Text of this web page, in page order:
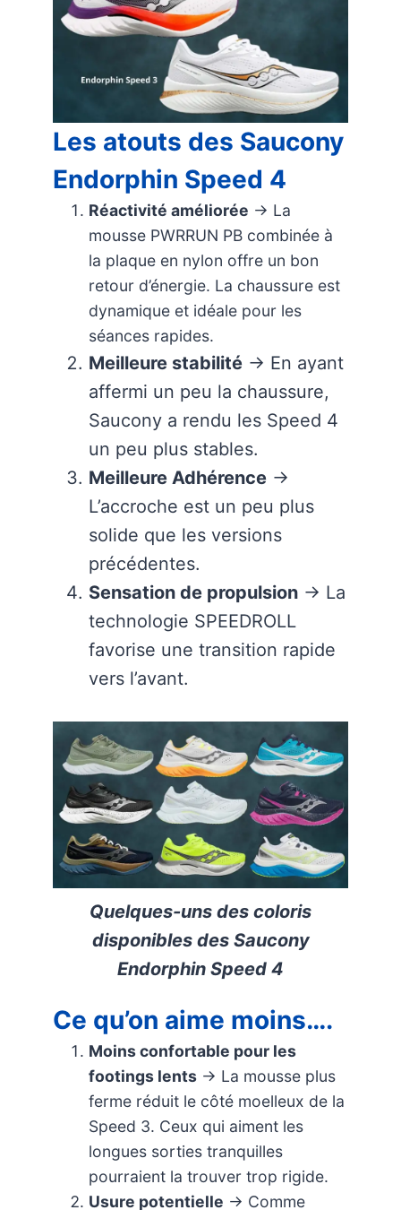
Les atouts des Saucony
Endorphin Speed 4
Réactivité améliorée → La
mousse PWRRUN PB combinée à
la plaque en nylon offre un bon
retour d’énergie. La chaussure est
dynamique et idéale pour les
séances rapides.
Meilleure stabilité → En ayant
affermi un peu la chaussure,
Saucony a rendu les Speed 4
un peu plus stables.
Meilleure Adhérence →
L’accroche est un peu plus
solide que les versions
précédentes.
Sensation de propulsion → La
technologie SPEEDROLL
favorise une transition rapide
vers l’avant.
Quelques-uns des coloris
disponibles des Saucony
Endorphin Speed 4
Ce qu’on aime moins….
Moins confortable pour les
footings lents → La mousse plus
ferme réduit le côté moelleux de la
Speed 3. Ceux qui aiment les
longues sorties tranquilles
pourraient la trouver trop rigide.
Usure potentielle → Comme